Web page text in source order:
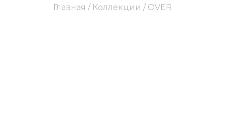
Главная / Коллекции / OVER